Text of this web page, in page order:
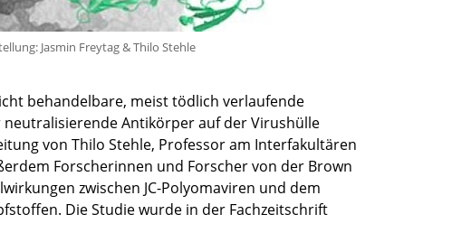
Jasmin Freytag & Thilo Stehle
behandelbare, meist tödlich verlaufende
Antikörper auf der Virushülle
von Thilo Stehle, Professor am Interfakultären
Forscherinnen und Forscher von der Brown
zwischen JC-Polyomaviren und dem
Die Studie wurde in der Fachzeitschrift